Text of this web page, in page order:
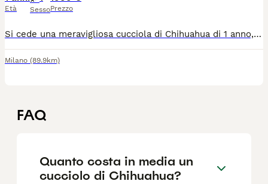
Età SessoPrezzo
Si cede una meravigliosa cucciola di Chihuahua di 1 anno, l'età ideale per chi desidera un cagnolino già autonomo ma ancora giovanissimo, vivace e pronto a legarsi profondamente a una nuova figura di riferimento. Questa piccola è un vero concentrato di dolcezza e simpatia: ha un carattere splendido, molto affettuoso e socievole, adora la compagnia e si adatta perfettamente alla vita in appartamento, rivelandosi la compagna di vita ideale. La cucciola è in ottima salute, regolarmente microchippata, vaccinata e completa di tutti i documenti sanitari in regola. Ci teniamo a specificare che, date le sue dimensioni particolarmente ridotte, non è assolutamente una cagnolina adatta alla riproduzione. Per questo motivo, non verrà presa in considerazione alcuna richiesta da parte di allevatori: la piccola non è una fattrice. La vendita è rivolta esclusivamente a famiglie amorevoli che desiderino accoglierla come un vero membro della casa e che siano pronte a prendersene cura con la massima responsabilità e il rispetto che merita. Per ulteriori informazioni, dettagli sul prezzo o per conoscerla di persona, potete contattarmi in privato.
Milano (89.9km)
FAQ
Quanto costa in media un
cucciolo di Chihuahua?